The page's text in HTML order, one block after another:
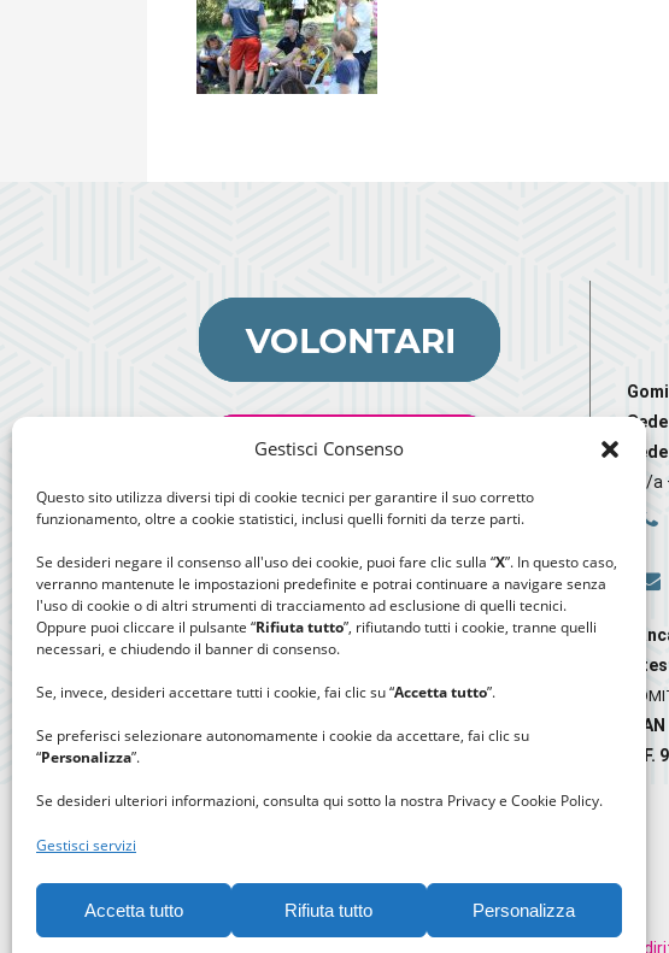
Gestisci Consenso
Questo sito utilizza diversi tipi di cookie tecnici per garantire il suo corretto
funzionamento, oltre a cookie statistici, inclusi quelli forniti da terze parti.
Se desideri negare il consenso all'uso dei cookie, puoi fare clic sulla “X”. In questo caso,
verranno mantenute le impostazioni predefinite e potrai continuare a navigare senza
l'uso di cookie o di altri strumenti di tracciamento ad esclusione di quelli tecnici.
Oppure puoi cliccare il pulsante “Rifiuta tutto”, rifiutando tutti i cookie, tranne quelli
necessari, e chiudendo il banner di consenso.
Se, invece, desideri accettare tutti i cookie, fai clic su “Accetta tutto”.
Se preferisci selezionare autonomamente i cookie da accettare, fai clic su
“Personalizza”.
Se desideri ulteriori informazioni, consulta qui sotto la nostra Privacy e Cookie Policy.
Gestisci servizi
Accetta tutto Rifiuta tutto Personalizza
20/
C.F.
Gomitolorosa. Tutti i